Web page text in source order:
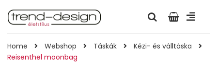
Home Webshop Táskák
Kézi- és válltáska
Reisenthel moonbag